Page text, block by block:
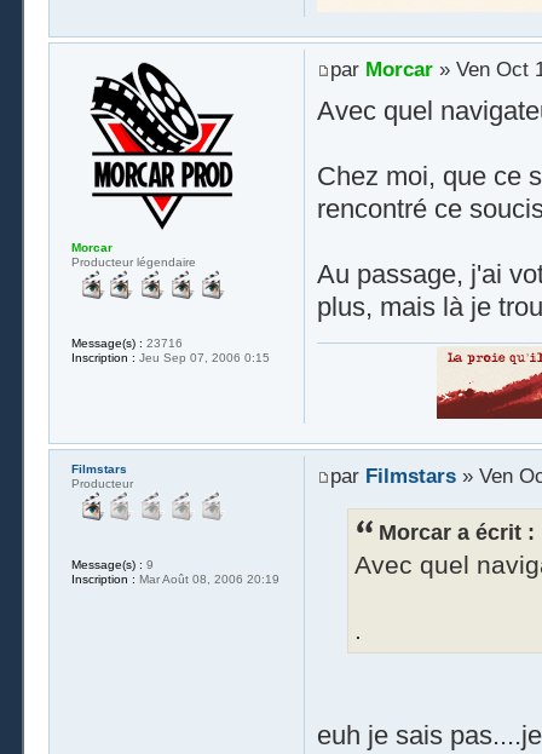
par Morcar» Ven Oct
Avec quel
Chez moi, que ce
rencontré ce
Au passage, j'ai
plus, mais là je
Morcar
Producteur légendaire
Message(s) : 23716
Inscription : Jeu Sep 07, 2006 0:15
par Filmstars» Ven
Morcar a écrit :
Avec quel
.
euh je sais
Filmstars
Producteur
Message(s) : 9
Inscription : Mar Août 08, 2006 20:19